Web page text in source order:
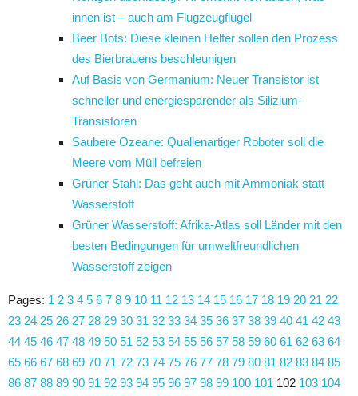
innen ist – auch am Flugzeugflügel
Beer Bots: Diese kleinen Helfer sollen den Prozess
des Bierbrauens beschleunigen
Auf Basis von Germanium: Neuer Transistor ist
schneller und energiesparender als Silizium-
Transistoren
Saubere Ozeane: Quallenartiger Roboter soll die
Meere vom Müll befreien
Grüner Stahl: Das geht auch mit Ammoniak statt
Wasserstoff
Grüner Wasserstoff: Afrika-Atlas soll Länder mit den
besten Bedingungen für umweltfreundlichen
Wasserstoff zeigen
Pages: 1 2 3 4 5 6 7 8 9 10 11 12 13 14 15 16 17 18 19 20 21 22
23 24 25 26 27 28 29 30 31 32 33 34 35 36 37 38 39 40 41 42 43
44 45 46 47 48 49 50 51 52 53 54 55 56 57 58 59 60 61 62 63 64
65 66 67 68 69 70 71 72 73 74 75 76 77 78 79 80 81 82 83 84 85
86 87 88 89 90 91 92 93 94 95 96 97 98 99 100 101 102 103 104